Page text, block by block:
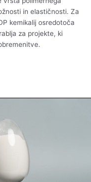
in elastičnosti. Za
kemikalij osredotoča
za projekte, ki